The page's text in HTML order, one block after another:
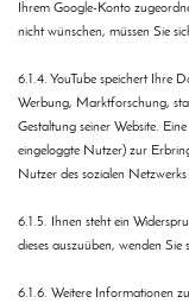
Ihrem Google-Konto
nicht wünschen, müssen Sie
6.1.4. YouTube speichert Ihre
Werbung, Marktforschung,
Gestaltung seiner Website.
eingeloggte Nutzer) zur
Nutzer des sozialen
6.1.5. Ihnen steht ein
dieses auszuüben, wenden Sie
6.1.6. Weitere Informationen